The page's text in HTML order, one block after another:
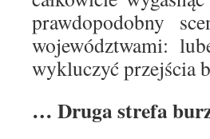
prawdopodobny
województwami:
wykluczyć przejścia
… Druga strefa